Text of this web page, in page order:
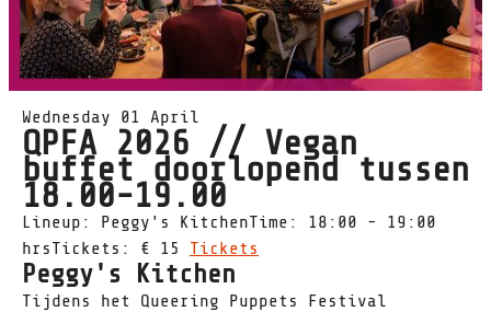
Wednesday 01 April
QPFA 2026 // Vegan
buffet doorlopend tussen
18.00-19.00
Lineup: Peggy's KitchenTime: 18:00 - 19:00
hrsTickets: € 15 Tickets
Peggy's Kitchen
Tijdens het Queering Puppets Festival